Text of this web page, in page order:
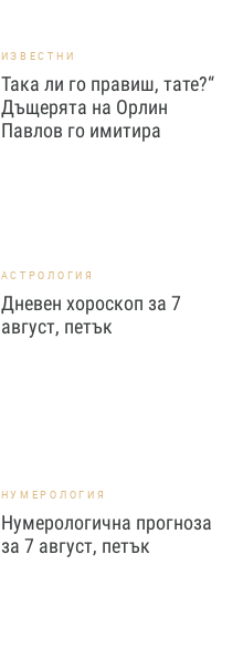
ИЗВЕСТНИ
Така ли го правиш, тате?“
Дъщерята на Орлин
Павлов го имитира
АСТРОЛОГИЯ
Дневен хороскоп за 7
август, петък
НУМЕРОЛОГИЯ
Нумерологична прогноза
за 7 август, петък